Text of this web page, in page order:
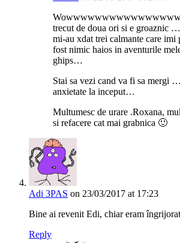
Wowwwwwwwwwwwwwwww,
trecut de doua ori si e groaznic
mi-au xdat trei calmante care imi
fost nimic haios in aventurile
ghips…
Stai sa vezi cand va fi sa mergi
anxietate la inceput…
Multumesc de urare .Roxana,
si refacere cat mai grabnica 🙂
Adi 3PAS on 23/03/2017 at 17:23
Bine ai revenit Edi, chiar eram
Reply